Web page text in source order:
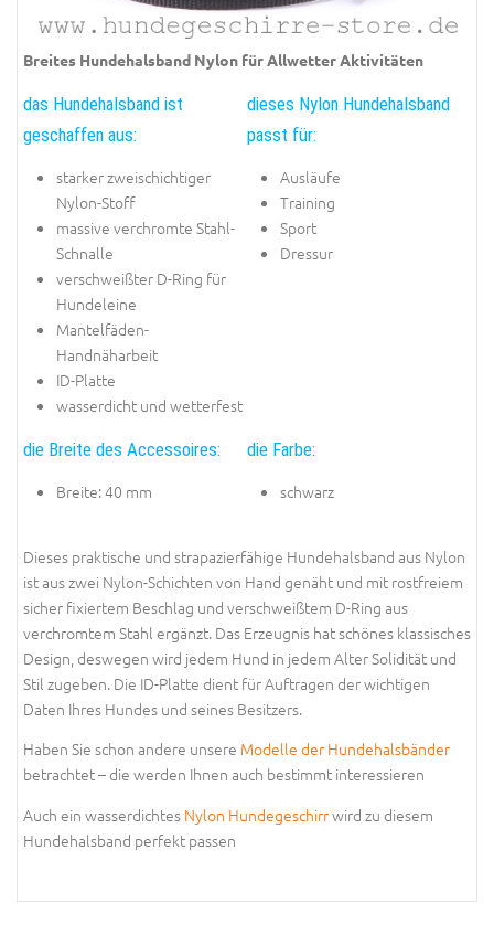
Breites Hundehalsband Nylon für Allwetter Aktivitäten
das Hundehalsband ist
geschaffen aus:
starker zweischichtiger
Nylon-Stoff
massive verchromte Stahl-
Schnalle
verschweißter D-Ring für
Hundeleine
Mantelfäden-
Handnäharbeit
ID-Platte
wasserdicht und wetterfest
dieses Nylon Hundehalsband
passt für:
Ausläufe
Training
Sport
Dressur
die Breite des Accessoires:
Breite: 40 mm
die Farbe:
schwarz
Dieses praktische und strapazierfähige Hundehalsband aus Nylon
ist aus zwei Nylon-Schichten von Hand genäht und mit rostfreiem
sicher fixiertem Beschlag und verschweißtem D-Ring aus
verchromtem Stahl ergänzt. Das Erzeugnis hat schönes klassisches
Design, deswegen wird jedem Hund in jedem Alter Solidität und
Stil zugeben. Die ID-Platte dient für Auftragen der wichtigen
Daten Ihres Hundes und seines Besitzers.
Haben Sie schon andere unsere Modelle der Hundehalsbänder
betrachtet – die werden Ihnen auch bestimmt interessieren
Auch ein wasserdichtes Nylon Hundegeschirrwird zu diesem
Hundehalsband perfekt passen